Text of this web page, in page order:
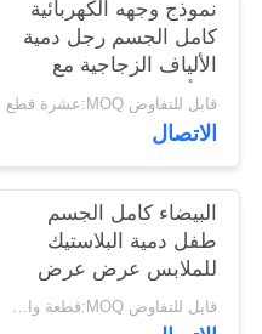
POLICY
نموذج وجهه الكهربائية
كامل الجسم رجل دمية
الألياف الزجاجية مع
الرأس
قابل للتفاوض MOQ:عشرة قطع
الاتصال
البيضاء كامل الجسم
طفل دمية البلاستيك
للملابس عرض عرض
نافذة
قابل للتفاوض MOQ:قطعة واحدة